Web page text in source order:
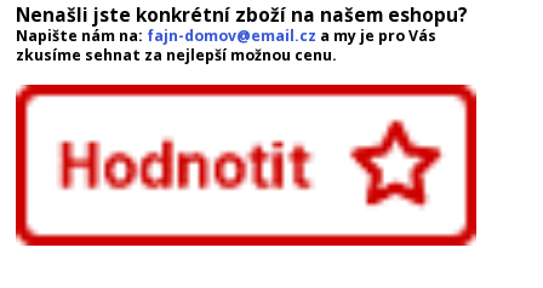
Nenašli jste konkrétní zboží na našem eshopu?
Napište nám na: fajn-domov@email.cz a my je pro Vás
zkusíme sehnat za nejlepší možnou cenu.